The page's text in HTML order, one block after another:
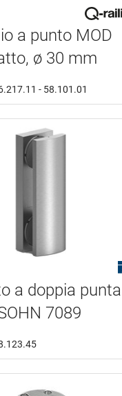
a punto MOD
ø 30 mm
- 58.101.01
a doppia punta
7089